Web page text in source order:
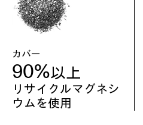
カバー
90%以上
リサイクルマグネシ
ウムを使用